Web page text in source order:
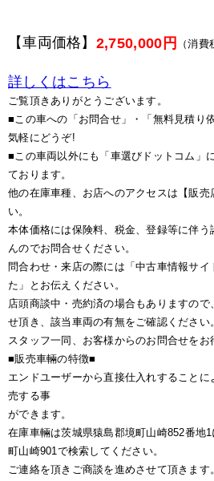
【車両価格】 2,750,000円 （消費
詳しくはこちら
ご覧頂きありがとうございます。
■この車への「お問合せ」・「無料見積り
気軽にどうぞ!
■この車両以外にも「車選びドットコム」
ております。
他の在庫車種、お店へのアクセスは【販売
い。
本体価格には保険料、税金、登録等に伴
んのでお問合せください。
問合わせ・来店の際には「中古車情報サ
た」とお伝えください。
店頭商談中・売約済の場合もありますの
せ頂き、該当車両の有無をご確認ください。
スタッフ一同、お客様からのお問合せをお
■販売車輛の特徴■
エンドユーザーから直接仕入れすること
売する事
ができます。
在庫車輛は茨城県猿島郡境町山崎852番地
町山崎901で検索してください。
ご連絡を頂きご商談を進めさせて頂きます。